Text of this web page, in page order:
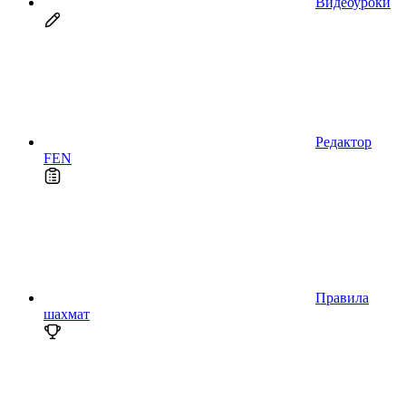
Редактор
FEN
Правила
шахмат